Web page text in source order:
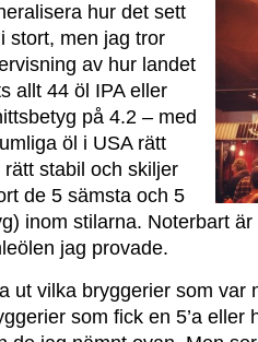
hur det sett
stort, men jag tror
av hur landet
allt 44 öl IPA eller
på 4.2 – med
öl i USA rätt
stabil och skiljer
de 5 sämsta och 5
inom stilarna. Noterbart
jag provade.
ut vilka bryggerier som var
som fick en 5’a eller